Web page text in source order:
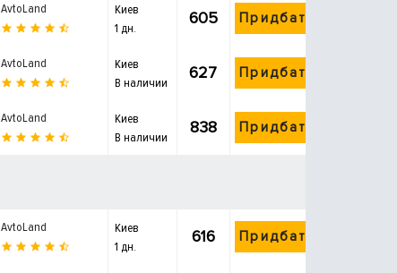
AvtoLand
Киев
1 дн.
605 Придбати
AvtoLand
Киев
В наличии
627 Придбати
AvtoLand
Киев
В наличии
838 Придбати
AvtoLand
Киев
1 дн.
616 Придбати